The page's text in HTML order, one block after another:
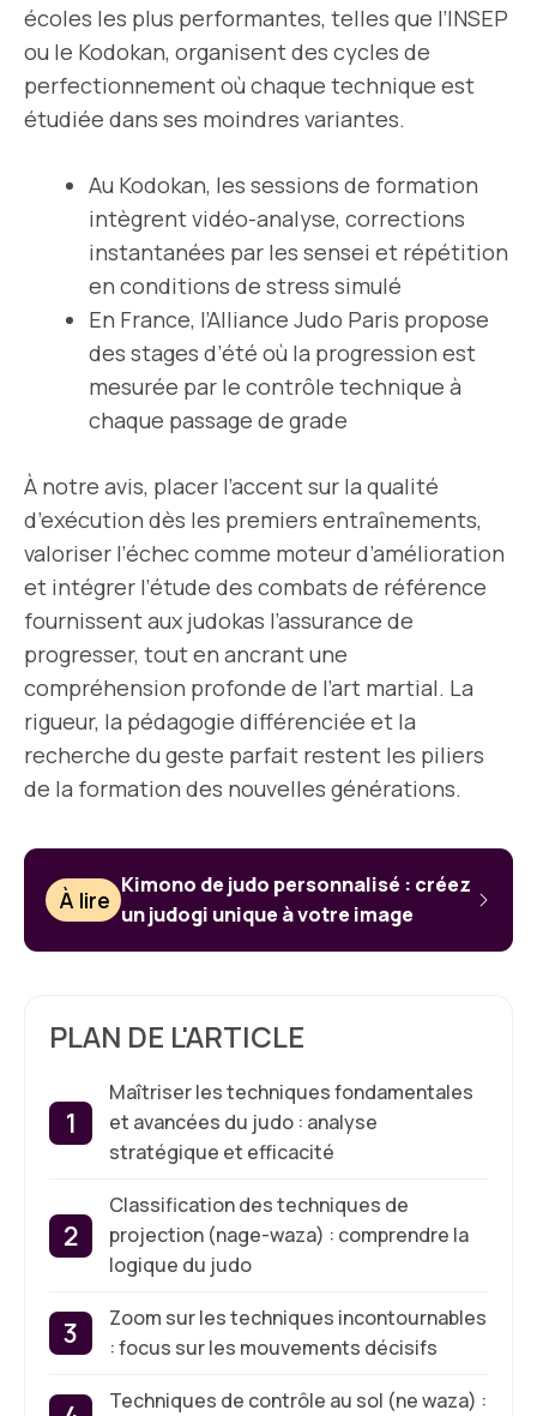
écoles les plus performantes, telles que l’INSEP
ou le Kodokan, organisent des cycles de
perfectionnement où chaque technique est
étudiée dans ses moindres variantes.
Au Kodokan, les sessions de formation
intègrent vidéo-analyse, corrections
instantanées par les sensei et répétition
en conditions de stress simulé
En France, l’Alliance Judo Paris propose
des stages d’été où la progression est
mesurée par le contrôle technique à
chaque passage de grade
À notre avis, placer l’accent sur la qualité
d’exécution dès les premiers entraînements,
valoriser l’échec comme moteur d’amélioration
et intégrer l’étude des combats de référence
fournissent aux judokas l’assurance de
progresser, tout en ancrant une
compréhension profonde de l’art martial. La
rigueur, la pédagogie différenciée et la
recherche du geste parfait restent les piliers
de la formation des nouvelles générations.
À lire
Kimono de judo personnalisé : créez
un judogi unique à votre image
PLAN DE L'ARTICLE
Maîtriser les techniques fondamentales
et avancées du judo : analyse
stratégique et efficacité
Classification des techniques de
projection (nage-waza) : comprendre la
logique du judo
Zoom sur les techniques incontournables
: focus sur les mouvements décisifs
Techniques de contrôle au sol (ne waza) :